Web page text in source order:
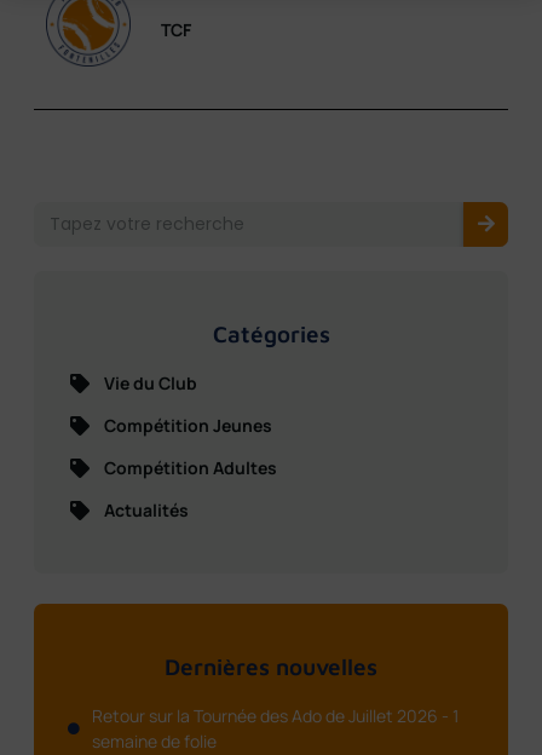
TCF
Catégories
Vie du Club
Compétition Jeunes
Compétition Adultes
Actualités
Dernières nouvelles
Retour sur la Tournée des Ado de Juillet 2026 - 1
semaine de folie